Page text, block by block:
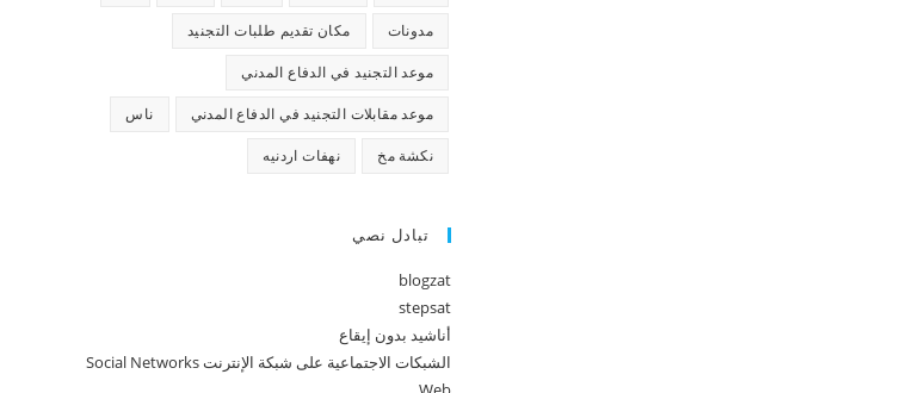
مدونات مكان تقديم طلبات التجنيد
موعد التجنيد في الدفاع المدني
موعد مقابلات التجنيد في الدفاع المدني ناس
نكشة مخ نهفات اردنيه
تبادل نصي
blogzat
stepsat
أناشيد بدون إيقاع
الشبكات الاجتماعية على شبكة الإنترنت Social Networks